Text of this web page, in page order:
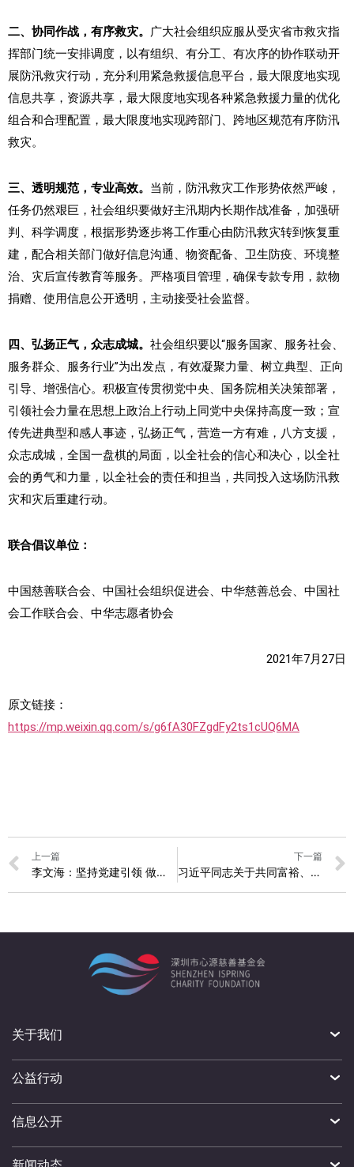
二、 协同作战，有序救灾。 广大社会组织应服从受灾省市救灾指
挥部门统一安排调度，以有组织、有分工、有次序的协作联动开
展防汛救灾行动，充分利用紧急救援信息平台，最大限度地实现
信息共享，资源共享，最大限度地实现各种紧急救援力量的优化
组合和合理配置，最大限度地实现跨部门、跨地区规范有序防汛
救灾。
三、透明规范，专业高效。 当前，防汛救灾工作形势依然严峻，
任务仍然艰巨，社会组织要做好主汛期内长期作战准备，加强研
判、科学调度，根据形势逐步将工作重心由防汛救灾转到恢复重
建，配合相关部门做好信息沟通、物资配备、卫生防疫、环境整
治、灾后宣传教育等服务。严格项目管理，确保专款专用，款物
捐赠、使用信息公开透明，主动接受社会监督。
四、弘扬正气，众志成城。 社会组织要以“服务国家、服务社会、
服务群众、服务行业”为出发点，有效凝聚力量、树立典型、正向
引导、增强信心。积极宣传贯彻党中央、国务院相关决策部署，
引领社会力量在思想上政治上行动上同党中央保持高度一致；宣
传先进典型和感人事迹，弘扬正气，营造一方有难，八方支援，
众志成城，全国一盘棋的局面，以全社会的信心和决心，以全社
会的勇气和力量，以全社会的责任和担当，共同投入这场防汛救
灾和灾后重建行动。
联合倡议单位：
中国慈善联合会、中国社会组织促进会、中华慈善总会、中国社
会工作联合会、中华志愿者协会
2021年7月27日
原文链接：
https://mp.weixin.qq.com/s/g6fA30FZgdFy2ts1cUQ6MA
上一篇
李文海：坚持党建引领 做好桥梁纽带
下一篇
习近平同志关于共同富裕、收入分配、慈善事业等的重要论述
关于我们
公益行动
信息公开